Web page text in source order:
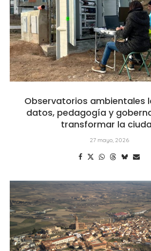
Observatorios ambientales
datos, pedagogía y
transformar la
27 mayo, 2026